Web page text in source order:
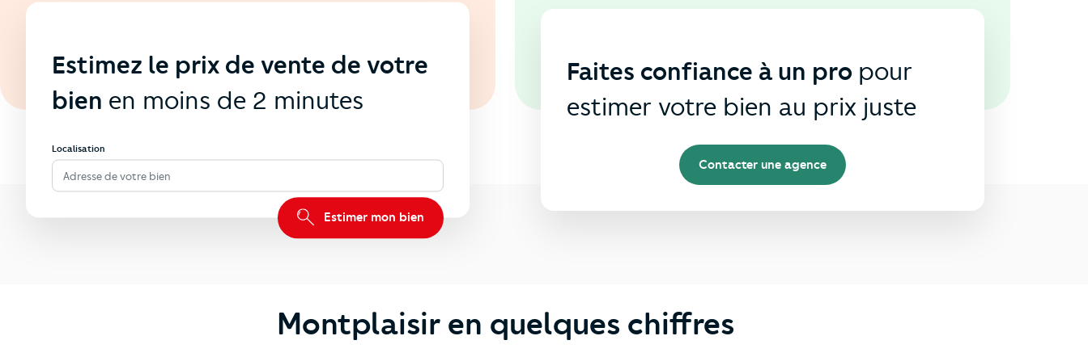
Estimez le prix de vente de votre
bien en moins de 2 minutes
Localisation
Adresse de votre bien
Estimer mon bien
Faites confiance à un pro pour
estimer votre bien au prix juste
Contacter une agence
Montplaisir en quelques chiffres